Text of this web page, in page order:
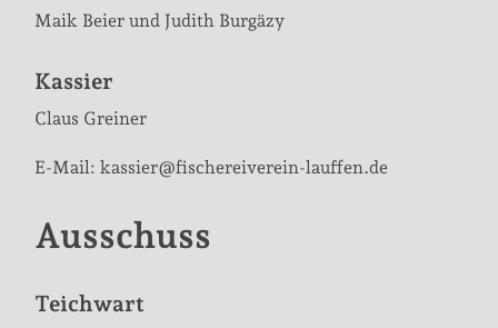
Maik Beier und Judith Burgäzy
Kassier
Claus Greiner
E-Mail: kassier@fischereiverein-lauffen.de
Ausschuss
Teichwart